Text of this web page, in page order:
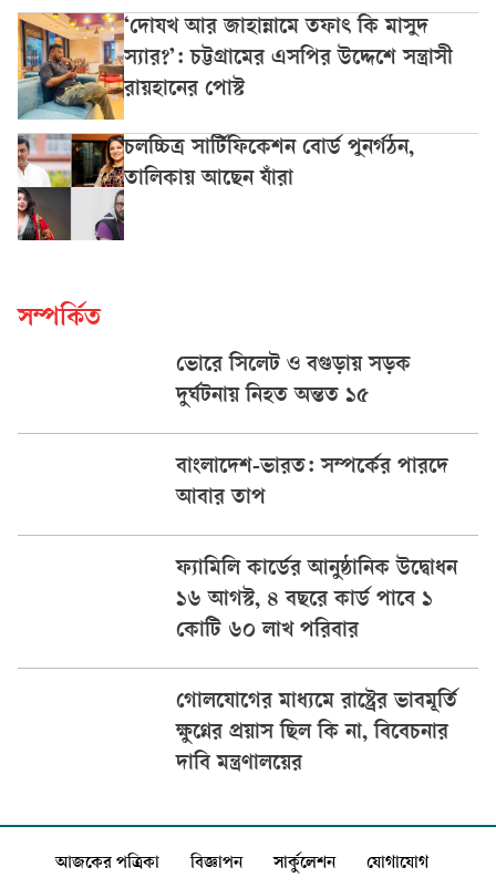
‘দোযখ আর জাহান্নামে তফাৎ কি মাসুদ
স্যার?’: চট্টগ্রামের এসপির উদ্দেশে সন্ত্রাসী
রায়হানের পোস্ট
চলচ্চিত্র সার্টিফিকেশন বোর্ড পুনর্গঠন,
তালিকায় আছেন যাঁরা
সম্পর্কিত
ভোরে সিলেট ও বগুড়ায় সড়ক
দুর্ঘটনায় নিহত অন্তত ১৫
বাংলাদেশ-ভারত: সম্পর্কের পারদে
আবার তাপ
ফ্যামিলি কার্ডের আনুষ্ঠানিক উদ্বোধন
১৬ আগস্ট, ৪ বছরে কার্ড পাবে ১
কোটি ৬০ লাখ পরিবার
গোলযোগের মাধ্যমে রাষ্ট্রের ভাবমূর্তি
ক্ষুণ্নের প্রয়াস ছিল কি না, বিবেচনার
দাবি মন্ত্রণালয়ের
আজকের পত্রিকা বিজ্ঞাপন সার্কুলেশন যোগাযোগ